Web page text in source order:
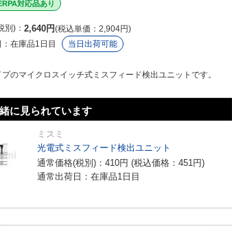
対応品あり
別) 2,640円 税込単価 2,904円
在庫品1日目 当日出荷可能
のマイクロスイッチ式ミスフィード検出ユニットです。
に見られています
ミスミ
光電式ミスフィード検出ユニット
通常価格(税別)： 410円 (税込価格： 451円)
通常出荷日：在庫品1日目